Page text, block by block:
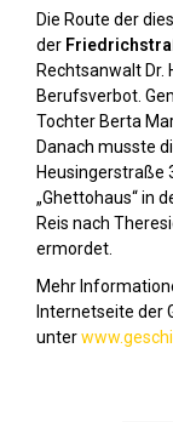
Die Route der
der
Rechtsanwalt Dr.
Berufsverbot.
Tochter Berta
Danach musste
Heusingerstraße
„Ghettohaus“ in
Reis nach
ermordet.
Mehr
Internetseite der
unter